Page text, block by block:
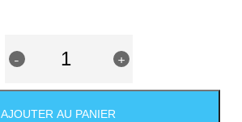
-
CS310/CS410/CS510
Cartouche
+
AJOUTER AU PANIER